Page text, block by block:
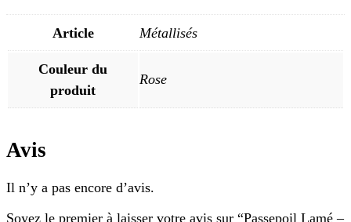
Article Métallisés
Couleur du
produit
Rose
Avis
Il n’y a pas encore d’avis.
Soyez le premier à laisser votre avis sur “Passepoil Lamé –